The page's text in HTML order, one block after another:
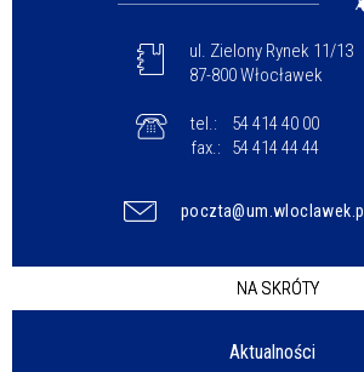
ul. Zielony Rynek 11/13
87-800 Włocławek
tel.:
54 414 40 00
fax.:
54 414 44 44
poczta@um.wloclawek.pl
NA SKRÓTY
Aktualności